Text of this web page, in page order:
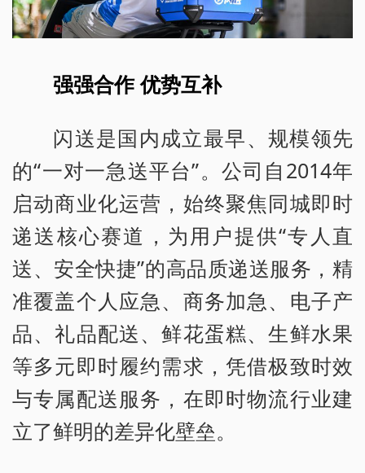
强强合作 优势互补
闪送是国内成立最早、规模领先
的“一对一急送平台”。公司自2014年
启动商业化运营，始终聚焦同城即时
递送核心赛道，为用户提供“专人直
送、安全快捷”的高品质递送服务，精
准覆盖个人应急、商务加急、电子产
品、礼品配送、鲜花蛋糕、生鲜水果
等多元即时履约需求，凭借极致时效
与专属配送服务，在即时物流行业建
立了鲜明的差异化壁垒。